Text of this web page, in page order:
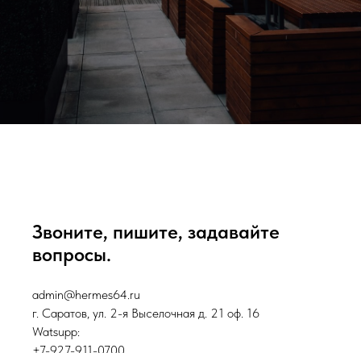
Звоните, пишите, задавайте
вопросы.
admin@hermes64.ru
г. Саратов, ул. 2-я Выселочная д. 21 оф. 16
Watsupp:
+7-927-911-0700